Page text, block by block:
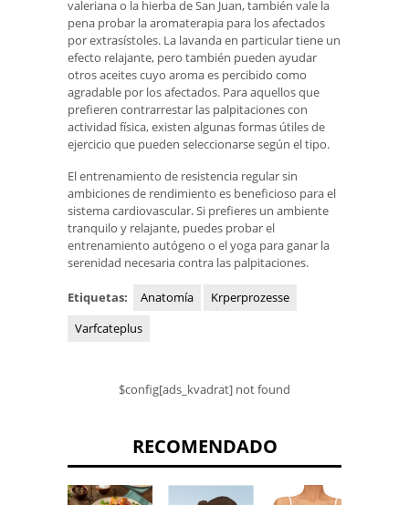
valeriana o la hierba de San Juan, también vale la
pena probar la aromaterapia para los afectados
por extrasístoles. La lavanda en particular tiene un
efecto relajante, pero también pueden ayudar
otros aceites cuyo aroma es percibido como
agradable por los afectados. Para aquellos que
prefieren contrarrestar las palpitaciones con
actividad física, existen algunas formas útiles de
ejercicio que pueden seleccionarse según el tipo.
El entrenamiento de resistencia regular sin
ambiciones de rendimiento es beneficioso para el
sistema cardiovascular. Si prefieres un ambiente
tranquilo y relajante, puedes probar el
entrenamiento autógeno o el yoga para ganar la
serenidad necesaria contra las palpitaciones.
Etiquetas: Anatomía
Krperprozesse
Varfcateplus
$config[ads_kvadrat] not found
RECOMENDADO